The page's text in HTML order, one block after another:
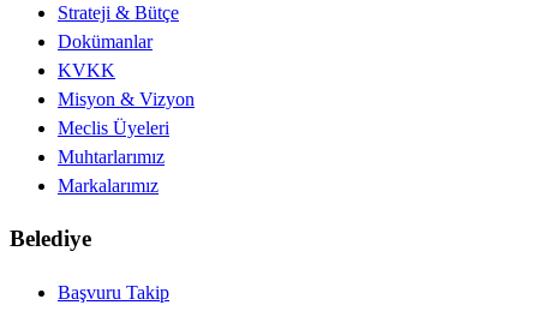
Strateji & Bütçe
Dokümanlar
KVKK
Misyon & Vizyon
Meclis Üyeleri
Muhtarlarımız
Markalarımız
Belediye
Başvuru Takip